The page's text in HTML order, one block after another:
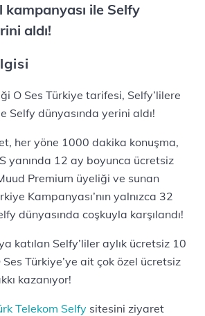
kampanyası ile Selfy
aldı!
O Ses Türkiye tarifesi, Selfy’lilere
Selfy dünyasında yerini aldı!
her yöne 1000 dakika konuşma,
yanında 12 ay boyunca ücretsiz
Premium üyeliği ve sunan
Kampanyası’nın yalnızca 32
dünyasında coşkuyla karşılandı!
katılan Selfy’liler aylık ücretsiz 10
Türkiye’ye ait çok özel ücretsiz
kazanıyor!
Telekom Selfy sitesini ziyaret